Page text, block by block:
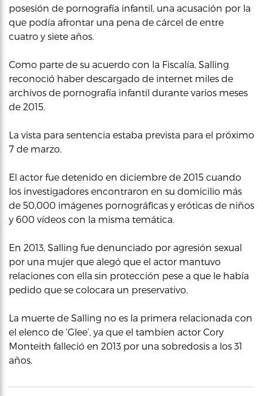
posesión de pornografía infantil, una acusación por la
que podía afrontar una pena de cárcel de entre
cuatro y siete años.
Como parte de su acuerdo con la Fiscalía, Salling
reconoció haber descargado de internet miles de
archivos de pornografía infantil durante varios meses
de 2015.
La vista para sentencia estaba prevista para el próximo
7 de marzo.
El actor fue detenido en diciembre de 2015 cuando
los investigadores encontraron en su domicilio más
de 50,000 imágenes pornográficas y eróticas de niños
y 600 vídeos con la misma temática.
En 2013, Salling fue denunciado por agresión sexual
por una mujer que alegó que el actor mantuvo
relaciones con ella sin protección pese a que le había
pedido que se colocara un preservativo.
La muerte de Salling no es la primera relacionada con
el elenco de ‘Glee’, ya que el tambien actor Cory
Monteith falleció en 2013 por una sobredosis a los 31
años.